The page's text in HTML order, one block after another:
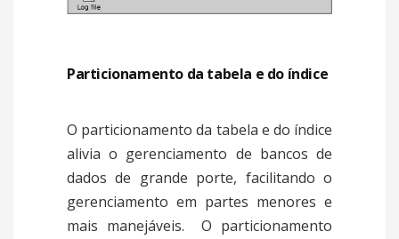
Particionamento da tabela e do índice
O particionamento da tabela e do índice
alivia o gerenciamento de bancos de
dados de grande porte, facilitando o
gerenciamento em partes menores e
mais manejáveis. O particionamento